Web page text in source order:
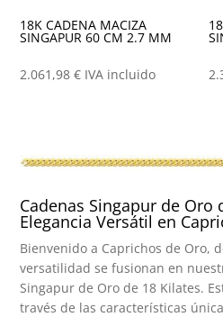
18K CADENA MACIZA
SINGAPUR 60 CM 2.7 MM
2.061,98€ IVA incluido
Cadenas Singapur de Oro
Elegancia Versátil en
Bienvenido a Caprichos de Oro,
versatilidad se fusionan en
Singapur de Oro de 18 Kilates.
través de las características